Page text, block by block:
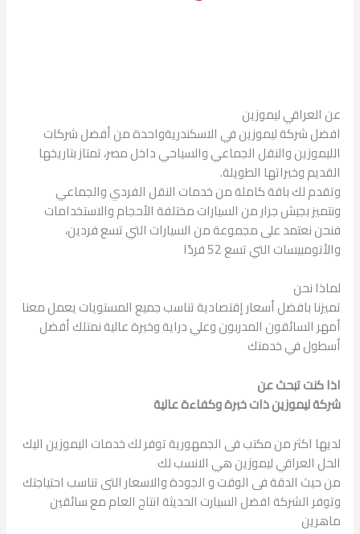
عن العراقي ليموزين
افضل شركة ليموزين في الاسكندريةواحدة من أفضل شركات
الليموزين والنقل الجماعي والسياحي داخل مصر، تمتاز بتاريخها
القديم وخبراتها الطويلة.
وتقدم لك باقة كاملة من خدمات النقل الفردي والجماعي
ونتميز بجيش جرار من السيارات مختلفة الأحجام والاستخدامات
فنحن نعتمد على مجموعة من السيارات التي تسع فردين،
والأتومبيسات التي تسع 52 فردًا
لماذا نحن
تميزنا بافضل أسعار إقتصادية تناسب جميع المستويات يعمل معنا
أمهر السائقون المدربون وعلي دراية وخبرة عالية نمتلك أفضل
أسطول في خدمتك
اذا كنت تبحث عن
شركة ليموزين ذات خبرة وكفاءة عالية
لديها اكثر من مكتب فى الجمهورية توفر لك خدمات اليموزين اليك
الحل العراقي ليموزين هي الانسب لك
من حيث الدقة فى الوقت و الجودة والاسعار التى تناسب احتياجتك
وتوفر الشركة افضل السيارت الحديثة انتاج العام مع سائقين
ماهرين